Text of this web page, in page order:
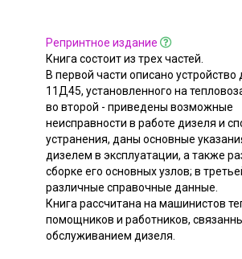
Репринтное издание
Книга состоит из трех частей.
В первой части описано устройство
11Д45, установленного на
во второй - приведены возможные
неисправности в работе дизеля и
устранения, даны основные
дизелем в эксплуатации, а также
сборке его основных узлов; в
различные справочные данные.
Книга рассчитана на машинистов
помощников и работников,
обслуживанием дизеля.